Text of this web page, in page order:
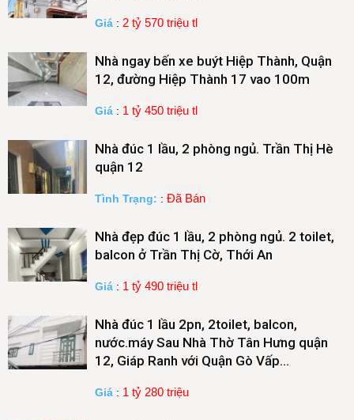
Giá : 2 tỷ 570 triệu tl
Nhà ngay bến xe buýt Hiệp Thành, Quận
12, đường Hiệp Thành 17 vao 100m
Giá : 1 tỷ 450 triệu tl
Nhà đúc 1 lầu, 2 phòng ngủ. Trần Thị Hè
quận 12
Tình Trạng: : Đã Bán
Nhà đẹp đúc 1 lầu, 2 phòng ngủ. 2 toilet,
balcon ở Trần Thị Cờ, Thới An
Giá : 1 tỷ 490 triệu tl
Nhà đúc 1 lầu 2pn, 2toilet, balcon,
nước.máy Sau Nhà Thờ Tân Hưng quận
12, Giáp Ranh với Quận Gò Vấp…
Giá : 1 tỷ 280 triệu